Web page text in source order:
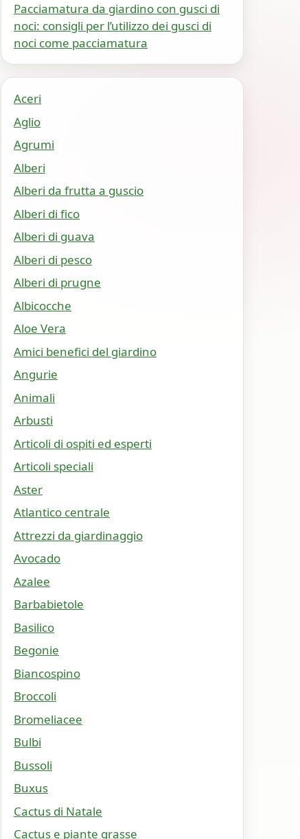
Pacciamatura da giardino con gusci di
noci: consigli per l’utilizzo dei gusci di
noci come pacciamatura
Aceri
Aglio
Agrumi
Alberi
Alberi da frutta a guscio
Alberi di fico
Alberi di guava
Alberi di pesco
Alberi di prugne
Albicocche
Aloe Vera
Amici benefici del giardino
Angurie
Animali
Arbusti
Articoli di ospiti ed esperti
Articoli speciali
Aster
Atlantico centrale
Attrezzi da giardinaggio
Avocado
Azalee
Barbabietole
Basilico
Begonie
Biancospino
Broccoli
Bromeliacee
Bulbi
Bussoli
Buxus
Cactus di Natale
Cactus e piante grasse